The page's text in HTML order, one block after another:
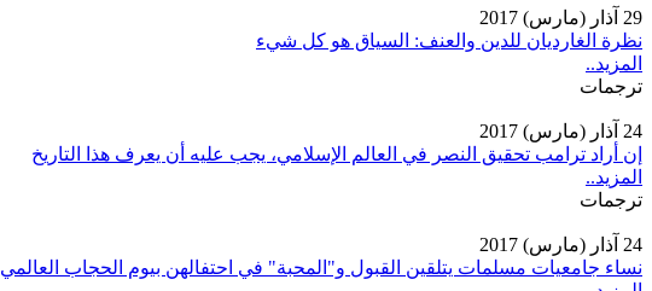
29 آذار (مارس) 2017
نظرة الغارديان للدين والعنف: السياق هو كل شيء
المزيد..
ترجمات
24 آذار (مارس) 2017
إن أراد ترامب تحقيق النصر في العالم الإسلامي، يجب عليه أن يعرف هذا التاريخ
المزيد..
ترجمات
24 آذار (مارس) 2017
نساء جامعيات مسلمات يتلقين القبول و"المحبة" في احتفالهن بيوم الحجاب العالمي